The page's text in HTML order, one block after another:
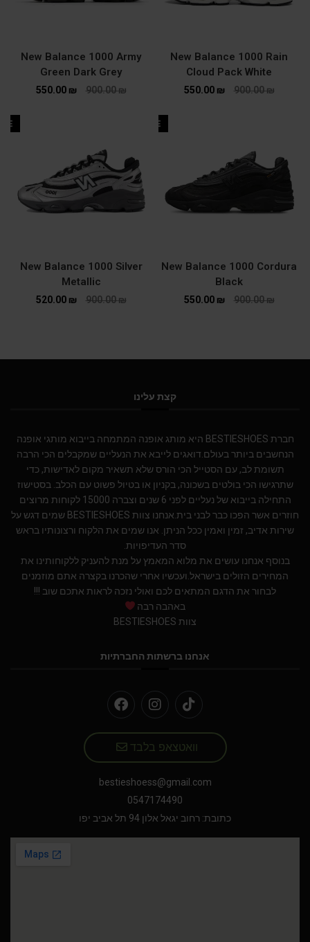
New Balance 1000 Rain
Cloud Pack White
900.00₪
550.00 ₪
New Balance 1000 Army
Green Dark Grey
900.00₪
550.00 ₪
SALE
New Balance 1000 Cordura
Black
900.00₪
550.00 ₪
New Balance 1000 Silver
Metallic
900.00₪
520.00 ₪
קצת עלינו
חברת BESTIESHOES היא מותג אופנה המתמחה בייבוא מותגי אופנה
הנחשבים ביותר בעולם.דואגים לייבא את הנעליים שמקבלים הכי הרבה
תשומת לב, עם הסטייל הכי הורס שלא תשאיר מקום לאדישות, כדי
שתרגישו הכי בולטים בשכונה, בקניון או בטיול פשוט עם הכלב. בסטישוז
התחילה בייבוא של נעליים לפני 6 שנים וצברה 15000 לקוחות מרוצים
חוזרים אשר הפכו כבר לבני בית.אנחנו צוות BESTIESHOES שמים דגש על
שירות אדיב, זמין ואמין ככל הניתן. אנו שמים את הלקוח ורצונותיו בראש
סדר העדיפויות.
בנוסף אנחנו עושים את מלוא המאמץ על מנת להעניק ללקוחותינו את
המחירים הזולים בישראל.ועכשיו אחרי שהכרנו בקצרה אתם מוזמנים
לבחור את הדגם המתאים לכם ואולי נזכה לראות אתכם שוב !!!
באהבה רבה
צוות BESTIESHOES
אנחנו ברשתות החברתיות
וואטצאפ בלבד
bestieshoess@gmail.com
0547174490
כתובת: רחוב יגאל אלון 94 תל אביב יפו